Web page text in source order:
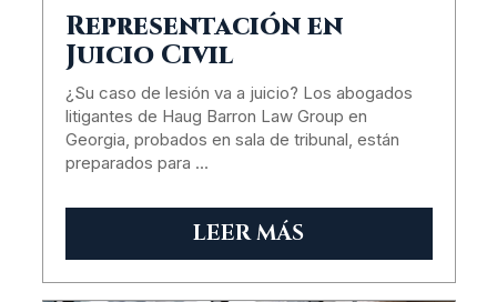
Representación en
Juicio Civil
¿Su caso de lesión va a juicio? Los abogados
litigantes de Haug Barron Law Group en
Georgia, probados en sala de tribunal, están
preparados para …
LEER MÁS